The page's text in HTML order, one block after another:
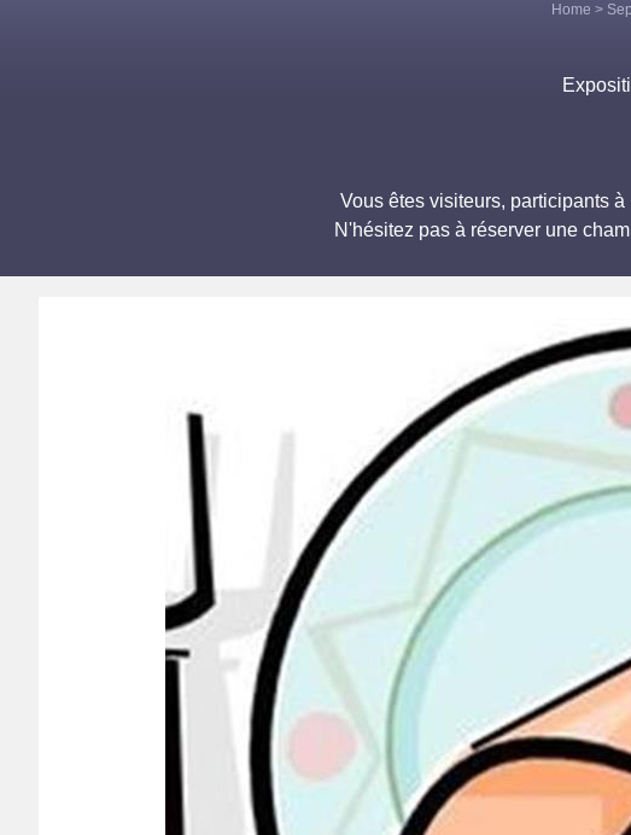
Home >
Vous êtes visiteurs, participants
N'hésitez pas à réserver une